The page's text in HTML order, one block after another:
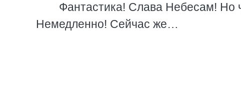
Фантастика! Слава Небесам! Но
Немедленно! Сейчас же…